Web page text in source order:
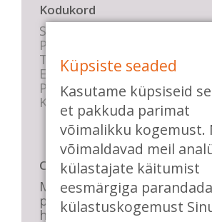
Kodukord
Stuudio sisekord
Privaatsustingimused
Tasemete kirjeldused
E-poe tingimused
Parkimise info
KKK
Casa de Baile
Me pühendume lõbusale
positiivsele seltskonnale ja
huvitavatele ning kasulikele
Küpsiste seaded
Kasutame küpsiseid
et pakkuda parimat
võimalikku kogemust.
võimaldavad meil
külastajate käitumist
eesmärgiga parandada
külastuskogemust